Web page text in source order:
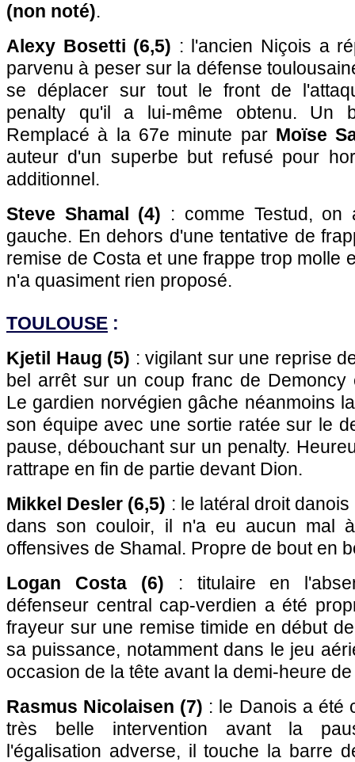
(non noté).
Alexy Bosetti (6,5) : l'ancien Niçois a
parvenu à peser sur la défense
se déplacer sur tout le front de
penalty qu'il a lui-même obtenu. Un
Remplacé à la 67e minute par Moïse
auteur d'un superbe but refusé pour
additionnel.
Steve Shamal (4) : comme Testud,
gauche. En dehors d'une tentative de
remise de Costa et une frappe trop molle
n'a quasiment rien proposé.
TOULOUSE :
Kjetil Haug (5) : vigilant sur une reprise
bel arrêt sur un coup franc de Demoncy
Le gardien norvégien gâche néanmoins
son équipe avec une sortie ratée sur le
pause, débouchant sur un penalty.
rattrape en fin de partie devant Dion.
Mikkel Desler (6,5) : le latéral droit
dans son couloir, il n'a eu aucun mal
offensives de Shamal. Propre de bout en
Logan Costa (6) : titulaire en
défenseur central cap-verdien a été
frayeur sur une remise timide en début
sa puissance, notamment dans le jeu
occasion de la tête avant la demi-heure
Rasmus Nicolaisen (7) : le Danois a été
très belle intervention avant la
l'égalisation adverse, il touche la barre